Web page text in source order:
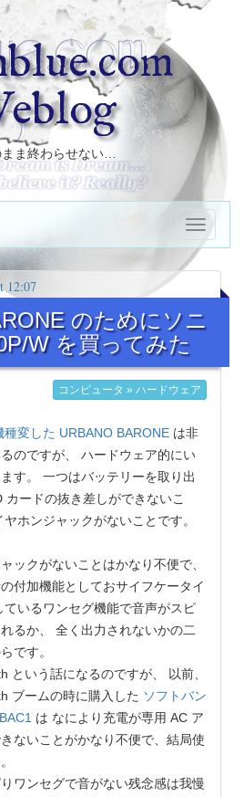
ま終わらせない…
12:07
のためにソニ
W を買ってみた
コンピュータ » ハードウェア
種変した URBANO BARONE は非
のですが、 ハードウェア的にい
す。 一つはバッテリーを取り出
カードの抜き差しができないこ
ホンジャックがないことです。
ックがないことはかなり不便で、
付加機能としておサイフケータイ
いるワンセグ機能で音声がスピ
るか、 全く出力されないかの二
です。
という話になるのですが、 以前、
ブームの時に購入した ソフトバン
は なにより充電が専用 AC ア
ないことがかなり不便で、結局使
ワンセグで音がない残念感は我慢